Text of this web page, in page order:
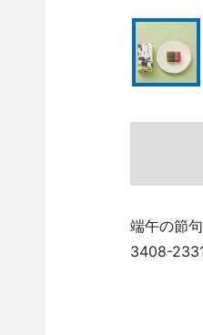
端午の節
3408-